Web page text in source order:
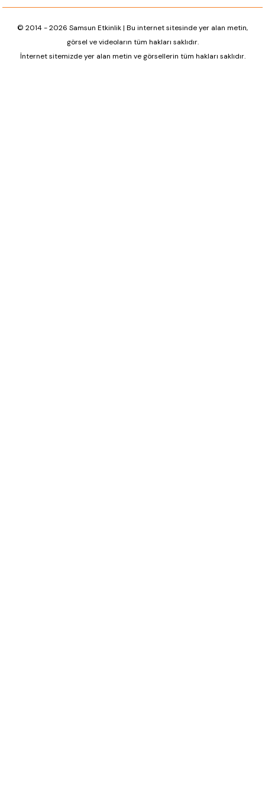
© 2014 - 2026 Samsun Etkinlik | Bu internet sitesinde yer alan metin,
görsel ve videoların tüm hakları saklıdır.
İnternet sitemizde yer alan metin ve görsellerin tüm hakları saklıdır.